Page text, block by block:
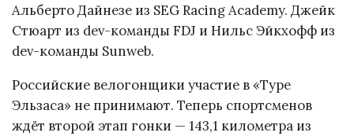
Альберто Дайнезе из SEG Racing Academy. Джейк
Стюарт из dev-команды FDJ и Нильс Эйкхофф из
dev-команды Sunweb.
Российские велогонщики участие в «Туре
Эльзаса» не принимают. Теперь спортсменов
ждёт второй этап гонки — 143,1 километра из